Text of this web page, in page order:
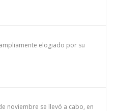
elogiado por su
noviembre se llevó a cabo, en